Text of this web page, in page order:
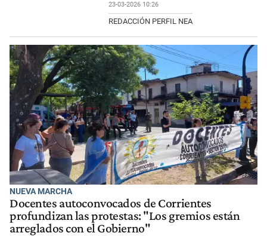
23-03-2026 10:26
REDACCIÓN PERFIL NEA
NUEVA MARCHA
Docentes autoconvocados de Corrientes
profundizan las protestas: "Los gremios están
arreglados con el Gobierno"